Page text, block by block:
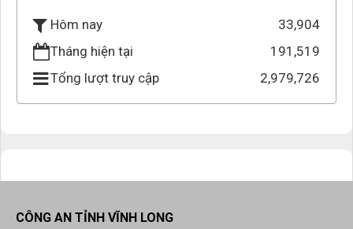
Hôm nay
33,904
Tháng hiện tại
191,519
Tổng lượt truy cập
2,979,726
CÔNG AN TỈNH VĨNH LONG